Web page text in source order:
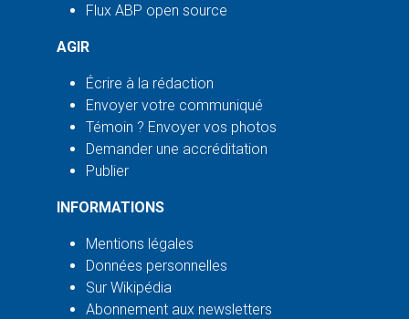
Flux ABP open source
AGIR
Écrire à la rédaction
Envoyer votre communiqué
Témoin ? Envoyer vos photos
Demander une accréditation
Publier
INFORMATIONS
Mentions légales
Données personnelles
Sur Wikipédia
Abonnement aux newsletters